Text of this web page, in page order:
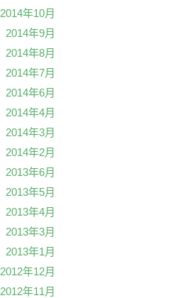
2014年10月
2014年9月
2014年8月
2014年7月
2014年6月
2014年4月
2014年3月
2014年2月
2013年6月
2013年5月
2013年4月
2013年3月
2013年1月
2012年12月
2012年11月